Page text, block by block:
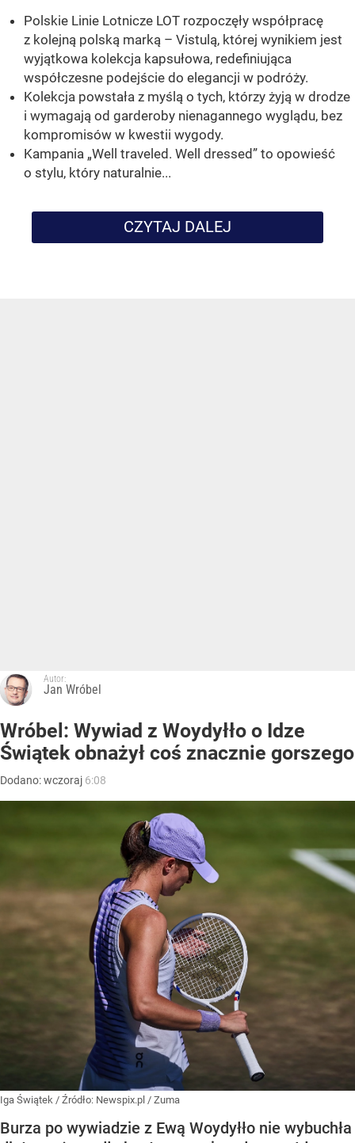
Polskie Linie Lotnicze LOT rozpoczęły współpracę
z kolejną polską marką – Vistulą, której wynikiem jest
wyjątkowa kolekcja kapsułowa, redefiniująca
współczesne podejście do elegancji w podróży.
Kolekcja powstała z myślą o tych, którzy żyją w drodze
i wymagają od garderoby nienagannego wyglądu, bez
kompromisów w kwestii wygody.
Kampania „Well traveled. Well dressed” to opowieść
o stylu, który naturalnie...
CZYTAJ DALEJ
Autor:
Jan Wróbel
Wróbel: Wywiad z Woydyłło o Idze
Świątek obnażył coś znacznie gorszego
Dodano:wczoraj 6:08
Iga Świątek / Źródło: Newspix.pl / Zuma
Burza po wywiadzie z Ewą Woydyłło nie wybuchła